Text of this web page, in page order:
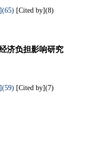
[Cited by](8)
济负担影响研究
[Cited by](7)